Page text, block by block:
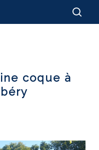
coque à